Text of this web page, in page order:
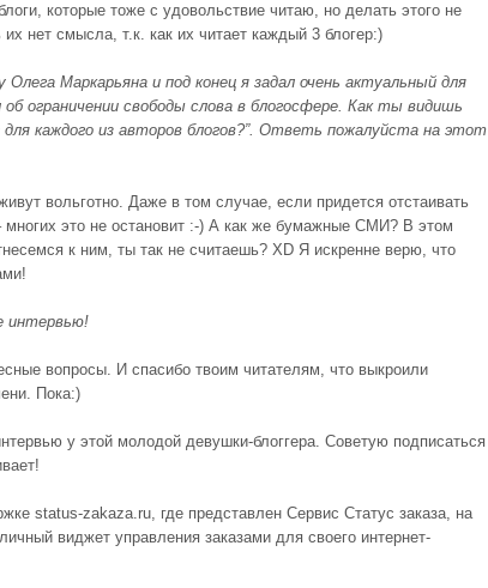
которые тоже с удовольствие читаю, но делать этого не
нет смысла, т.к. как их читает каждый 3 блогер:)
Маркарьяна и под конец я задал очень актуальный для
ограничении свободы слова в блогосфере. Как ты видишь
каждого из авторов блогов?”. Ответь пожалуйста на этот
вольготно. Даже в том случае, если придется отстаивать
многих это не остановит :-) А как же бумажные СМИ? В этом
к ним, ты так не считаешь? XD Я искренне верю, что
интервью!
вопросы. И спасибо твоим читателям, что выкроили
Пока:)
у этой молодой девушки-блоггера. Советую подписаться
status-zakaza.ru, где представлен Сервис Статус заказа, на
виджет управления заказами для своего интернет-